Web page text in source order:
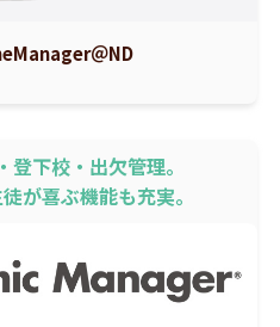
＠ND
下校・出欠管理。
が喜ぶ機能も充実。